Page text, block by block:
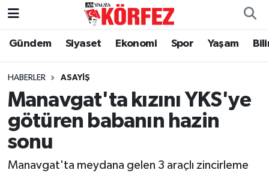
Gündem Siyaset Ekonomi Spor Yaşam
HABERLER ASAYIŞ
Manavgat'ta kızını YKS'ye
götüren babanın hazin
sonu
Manavgat'ta meydana gelen 3 araçlı zincirleme
Gündem
Siyaset
Yerel Yönetim
Ekonomi
Spor
Nöbetçi Eczaneler
Hava Durumu
Trafik Durumu
Süper Lig Puan Durumu ve Fikstür
Tüm Manşetler